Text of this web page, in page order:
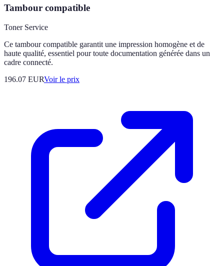
Tambour compatible
Toner Service
Ce tambour compatible garantit une impression homogène et de
haute qualité, essentiel pour toute documentation générée dans un
cadre connecté.
196.07 EURVoir le prix